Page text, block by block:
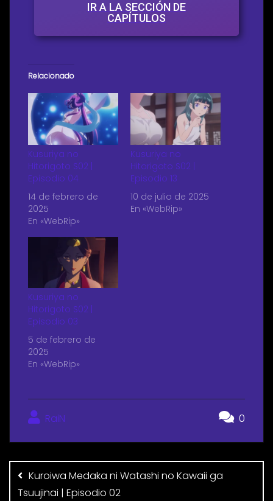
IR A LA SECCIÓN DE
CAPÍTULOS
Relacionado
Kusuriya no
Hitorigoto S02 |
Episodio 04
14 de febrero de
2025
En «WebRip»
Kusuriya no
Hitorigoto S02 |
Episodio 13
10 de julio de 2025
En «WebRip»
Kusuriya no
Hitorigoto S02 |
Episodio 03
5 de febrero de
2025
En «WebRip»
RaiN 0
Kuroiwa Medaka ni Watashi no Kawaii ga
Tsuujinai | Episodio 02